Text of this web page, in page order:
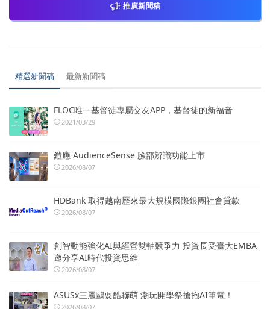
推廣新聞稿
精選新聞稿 最新新聞稿
FLOC唯一基督徒專屬交友APP，基督徒的新福音
2021/03/29
鎧應 AudienceSense 臉部辨識功能上市
2026/08/07
HDBank 取得越南歷來最大規模國際銀團社會貸款
2026/08/07
創智動能強化AI與經營雙軸競爭力 投資長受臺大EMBA
邀分享AI時代投資思維
2026/08/07
ASUSx三麗鷗耍酷聯萌 潮玩開學祭搶抱AI筆電！
2026/08/07